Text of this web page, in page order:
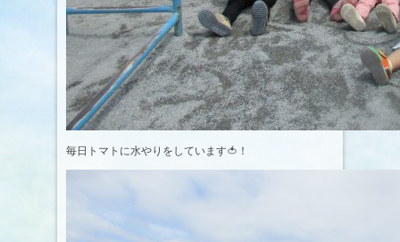
毎日トマトに水やりをしています🍅！